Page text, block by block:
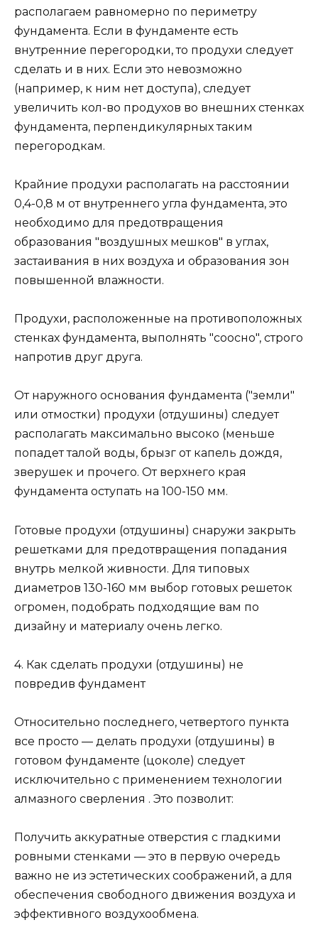
располагаем равномерно по периметру
фундамента. Если в фундаменте есть
внутренние перегородки, то продухи следует
сделать и в них. Если это невозможно
(например, к ним нет доступа), следует
увеличить кол-во продухов во внешних стенках
фундамента, перпендикулярных таким
перегородкам.
Крайние продухи располагать на расстоянии
0,4-0,8 м от внутреннего угла фундамента, это
необходимо для предотвращения
образования "воздушных мешков" в углах,
застаивания в них воздуха и образования зон
повышенной влажности.
Продухи, расположенные на противоположных
стенках фундамента, выполнять "соосно", строго
напротив друг друга.
От наружного основания фундамента ("земли"
или отмостки) продухи (отдушины) следует
располагать максимально высоко (меньше
попадет талой воды, брызг от капель дождя,
зверушек и прочего. От верхнего края
фундамента оступать на 100-150 мм.
Готовые продухи (отдушины) снаружи закрыть
решетками для предотвращения попадания
внутрь мелкой живности. Для типовых
диаметров 130-160 мм выбор готовых решеток
огромен, подобрать подходящие вам по
дизайну и материалу очень легко.
4. Как сделать продухи (отдушины) не
повредив фундамент
Относительно последнего, четвертого пункта
все просто — делать продухи (отдушины) в
готовом фундаменте (цоколе) следует
исключительно с применением технологии
алмазного сверления . Это позволит:
Получить аккуратные отверстия с гладкими
ровными стенками — это в первую очередь
важно не из эстетических соображений, а для
обеспечения свободного движения воздуха и
эффективного воздухообмена.